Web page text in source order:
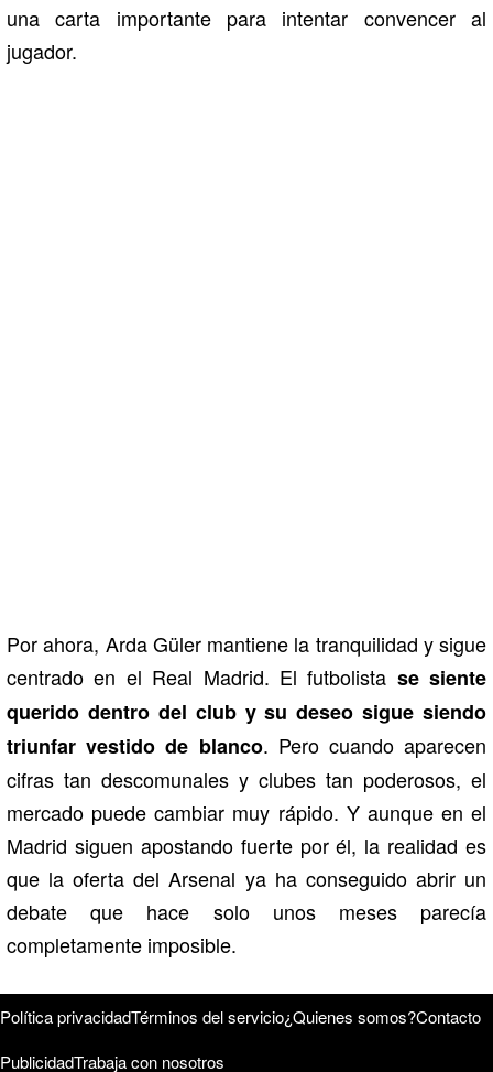
una carta importante para intentar convencer al
jugador.
Por ahora, Arda Güler mantiene la tranquilidad y sigue
centrado en el Real Madrid. El futbolista se siente
querido dentro del club y su deseo sigue siendo
triunfar vestido de blanco. Pero cuando aparecen
cifras tan descomunales y clubes tan poderosos, el
mercado puede cambiar muy rápido. Y aunque en el
Madrid siguen apostando fuerte por él, la realidad es
que la oferta del Arsenal ya ha conseguido abrir un
debate que hace solo unos meses parecía
completamente imposible.
Política privacidadTérminos del servicio¿Quienes somos?Contacto
PublicidadTrabaja con nosotros